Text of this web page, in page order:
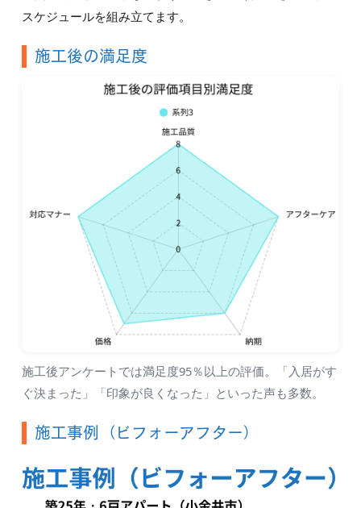
スケジュールを組み立てます。
施工後の満足度
施工後アンケートでは満足度95％以上の評価。「入居がす
ぐ決まった」「印象が良くなった」といった声も多数。
施工事例（ビフォーアフター）